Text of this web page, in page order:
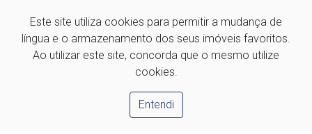
Este site utiliza cookies para permitir a mudança de
língua e o armazenamento dos seus imóveis favoritos.
Ao utilizar este site, concorda que o mesmo utilize
cookies.
Entendi